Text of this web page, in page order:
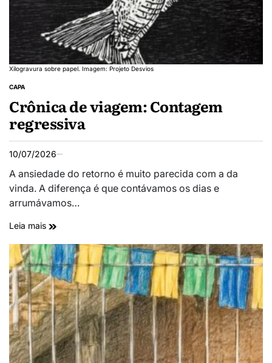
Xilogravura sobre papel. Imagem: Projeto Desvios
CAPA
Crônica de viagem: Contagem
regressiva
10/07/2026
A ansiedade do retorno é muito parecida com a da
vinda. A diferença é que contávamos os dias e
arrumávamos…
Leia mais